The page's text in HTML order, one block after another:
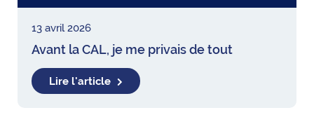
13 avril 2026
Avant la CAL, je me privais de tout
Lire l'article